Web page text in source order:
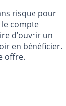
6 mois
risque pour
le compte
d’ouvrir un